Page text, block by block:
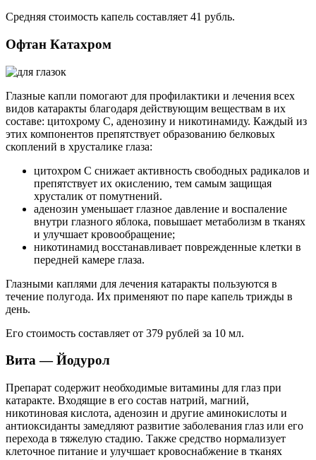
Средняя стоимость капель составляет 41 рубль.
Офтан Катахром
Глазные капли помогают для профилактики и лечения всех
видов катаракты благодаря действующим веществам в их
составе: цитохрому С, аденозину и никотинамиду. Каждый из
этих компонентов препятствует образованию белковых
скоплений в хрусталике глаза:
цитохром С снижает активность свободных радикалов и
препятствует их окислению, тем самым защищая
хрусталик от помутнений.
аденозин уменьшает глазное давление и воспаление
внутри глазного яблока, повышает метаболизм в тканях
и улучшает кровообращение;
никотинамид восстанавливает поврежденные клетки в
передней камере глаза.
Глазными каплями для лечения катаракты пользуются в
течение полугода. Их применяют по паре капель трижды в
день.
Его стоимость составляет от 379 рублей за 10 мл.
Вита — Йодурол
Препарат содержит необходимые витамины для глаз при
катаракте. Входящие в его состав натрий, магний,
никотиновая кислота, аденозин и другие аминокислоты и
антиоксиданты замедляют развитие заболевания глаз или его
перехода в тяжелую стадию. Также средство нормализует
клеточное питание и улучшает кровоснабжение в тканях